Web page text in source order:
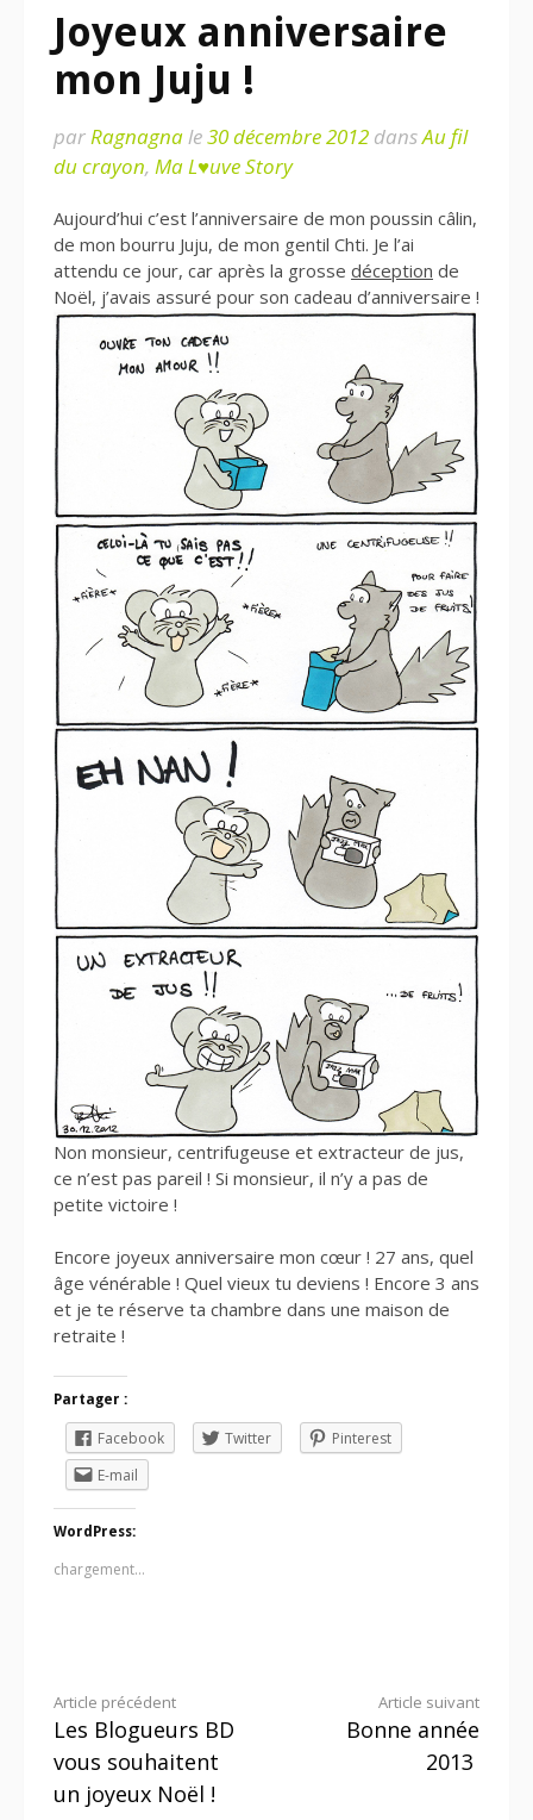
Joyeux anniversaire
mon Juju !
parRagnagnale30 décembre 2012 dansAu fil
du crayon, Ma L♥uve Story
Aujourd’hui c’est l’anniversaire de mon poussin câlin,
de mon bourru Juju, de mon gentil Chti. Je l’ai
attendu ce jour, car après la grosse déception de
Noël, j’avais assuré pour son cadeau d’anniversaire !
Non monsieur, centrifugeuse et extracteur de jus,
ce n’est pas pareil ! Si monsieur, il n’y a pas de
petite victoire !
Encore joyeux anniversaire mon cœur ! 27 ans, quel
âge vénérable ! Quel vieux tu deviens ! Encore 3 ans
et je te réserve ta chambre dans une maison de
retraite !
Partager :
Facebook Twitter
Pinterest
E-mail
WordPress:
chargement…
Lire
la
suite
Article précédent
Les Blogueurs BD
vous souhaitent
un joyeux Noël !
Article suivant
Bonne année
2013